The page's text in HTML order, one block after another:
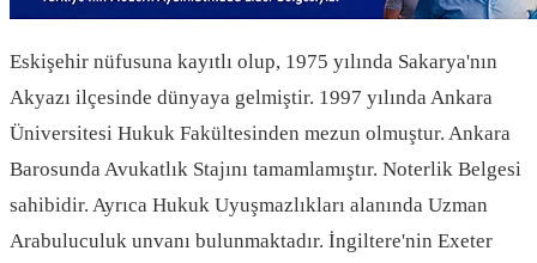
Eskişehir nüfusuna kayıtlı olup, 1975 yılında Sakarya'nın
Akyazı ilçesinde dünyaya gelmiştir. 1997 yılında Ankara
Üniversitesi Hukuk Fakültesinden mezun olmuştur. Ankara
Barosunda Avukatlık Stajını tamamlamıştır. Noterlik Belgesi
sahibidir. Ayrıca Hukuk Uyuşmazlıkları alanında Uzman
Arabuluculuk unvanı bulunmaktadır. İngiltere'nin Exeter